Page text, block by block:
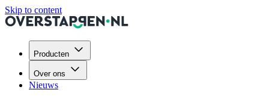
Skip to content
Producten
Over ons
Nieuws